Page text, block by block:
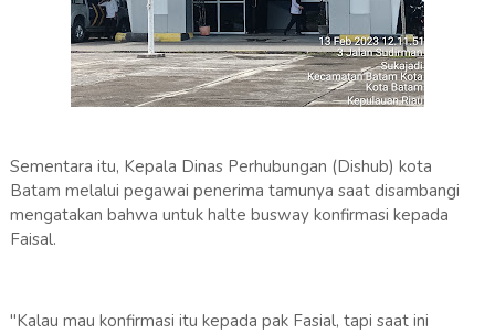
Sementara itu, Kepala Dinas Perhubungan (Dishub) kota
Batam melalui pegawai penerima tamunya saat disambangi
mengatakan bahwa untuk halte busway konfirmasi kepada
Faisal.
"Kalau mau konfirmasi itu kepada pak Fasial, tapi saat ini